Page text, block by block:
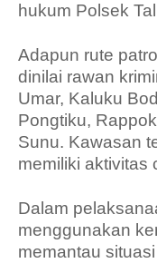
hukum Polsek
Adapun rute
dinilai rawan
Umar, Kaluku
Pongtiku,
Sunu. Kawasan
memiliki aktivitas
Dalam
menggunakan
memantau